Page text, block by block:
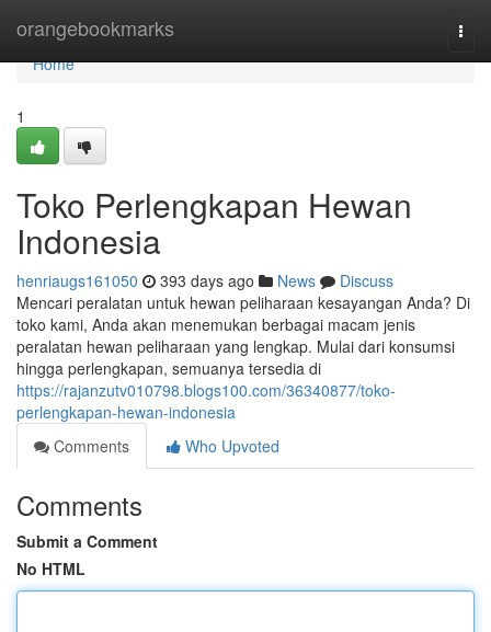
orangebookmarks
Home
Home
1
Toko Perlengkapan Hewan
Indonesia
henriaugs161050 393 days ago News
Discuss
Mencari peralatan untuk hewan peliharaan kesayangan Anda? Di
toko kami, Anda akan menemukan berbagai macam jenis
peralatan hewan peliharaan yang lengkap. Mulai dari konsumsi
hingga perlengkapan, semuanya tersedia di
https://rajanzutv010798.blogs100.com/36340877/toko-
perlengkapan-hewan-indonesia
Comments
Who Upvoted
Comments
Submit a Comment
No HTML